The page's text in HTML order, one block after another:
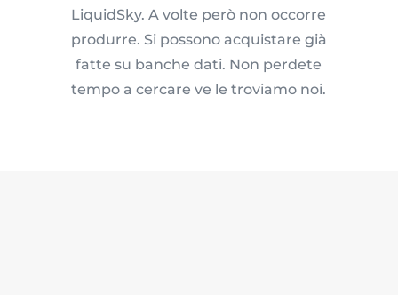
LiquidSky. A volte però non occorre
produrre. Si possono acquistare già
fatte su banche dati. Non perdete
tempo a cercare ve le troviamo noi.